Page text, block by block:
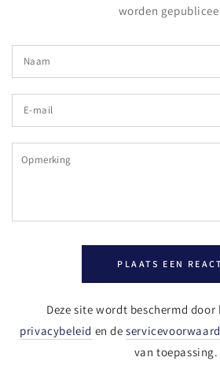
worden
Naam
mail
Opmerking
PLAATS EEN
Deze site wordt beschermd
privacybeleid en de
van toepassing.